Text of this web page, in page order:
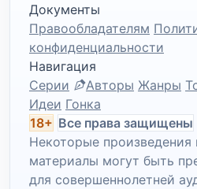
Документы
Правообладателям
конфиденциальности
Навигация
Серии
Авторы Жанры
Идеи Гонка
18+ Все права защищены
Некоторые произведения
материалы могут быть
для совершеннолетней